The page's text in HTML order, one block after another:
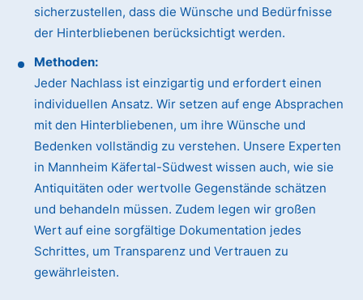
sicherzustellen, dass die Wünsche und Bedürfnisse
der Hinterbliebenen berücksichtigt werden.
Methoden:
Jeder Nachlass ist einzigartig und erfordert einen
individuellen Ansatz. Wir setzen auf enge Absprachen
mit den Hinterbliebenen, um ihre Wünsche und
Bedenken vollständig zu verstehen. Unsere Experten
in Mannheim Käfertal-Südwest wissen auch, wie sie
Antiquitäten oder wertvolle Gegenstände schätzen
und behandeln müssen. Zudem legen wir großen
Wert auf eine sorgfältige Dokumentation jedes
Schrittes, um Transparenz und Vertrauen zu
gewährleisten.